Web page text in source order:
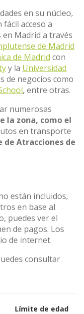
en su núcleo,
acceso a
en Madrid a través
de Madrid
de Madrid con
y la Universidad
de negocios como
, entre otras.
numerosas
la zona, como el
en transporte
de Atracciones de
están incluidos,
en base al
puedes ver el
de pagos. Los
de internet.
consultar
Límite de edad